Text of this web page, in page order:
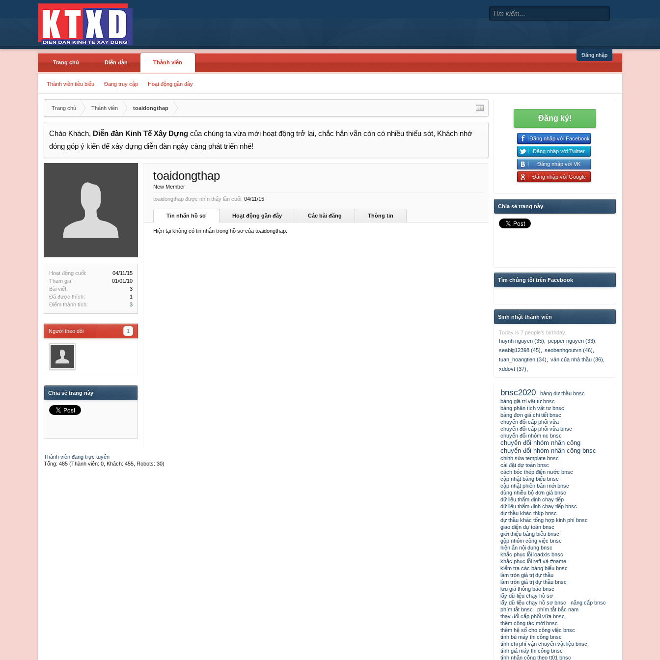
Đăng nhập
Trang chủ
Diễn đàn Thành viên
Thành viên tiêu biểu Đang truy cập Hoạt động gần đây
Trang chủ Thành viên toaidongthap
Chào Khách, Diễn đàn Kinh Tế Xây Dựng của chúng ta vừa mới hoạt động trở lại, chắc hẳn vẫn còn có nhiều thiếu sót, Khách nhớ
đóng góp ý kiến để xây dựng diễn đàn ngày càng phát triển nhé!
Hoạt động cuối:
04/11/15
Tham gia:
01/01/10
Bài viết:
3
Đã được thích:
1
Điểm thành tích:
3
Người theo dõi 1
rachchanh
Chia sẻ trang này
toaidongthap
New Member
toaidongthap được nhìn thấy lần cuối: 04/11/15
Tin nhắn hồ sơ Hoạt động gần đây Các bài đăng Thông tin
Hiện tại không có tin nhắn trong hồ sơ của toaidongthap.
Thành viên đang trực tuyến
Tổng: 485 (Thành viên: 0, Khách: 455, Robots: 30)
Đăng ký!
Đăng nhập với Facebook
Đăng nhập với Twitter
Đăng nhập với VK
Đăng nhập với Google
Chia sẻ trang này
Tìm chúng tôi trên Facebook
Sinh nhật thành viên
Today is 7 people's birthday.
huynh nguyen (35)
pepper nguyen (33)
seabig12398 (45)
seobenhgoutvn (46)
tuan_hoangtien (34)
ván của nhà thầu (36)
xddovt (37)
bnsc2020
bảng dự thầu bnsc
bảng giá trị vật tư bnsc
bảng phân tích vật tư bnsc
bảng đơn giá chi tiết bnsc
chuyển đổi cấp phối vữa
chuyển đổi cấp phối vữa bnsc
chuyển đổi nhóm nc bnsc
chuyển đổi nhóm nhân công
chuyển đổi nhóm nhân công bnsc
chỉnh sửa template bnsc
cài đặt dự toán bnsc
cách bóc thép điện nước bnsc
cập nhật bảng biểu bnsc
cập nhật phiên bản mới bnsc
dùng nhiều bộ đơn giá bnsc
dữ liệu thẩm định chạy tiếp
dữ liệu thẩm định chạy tiếp bnsc
dự thầu khác thkp bnsc
dự thầu khác tổng hợp kinh phí bnsc
giao diện dự toán bnsc
giới thiệu bảng biểu bnsc
gộp nhóm công việc bnsc
hiện ẩn nội dung bnsc
khắc phục lỗi loadxls bnsc
khắc phục lỗi reff và #name
kiểm tra các bảng biểu bnsc
làm tròn giá trị dự thầu
làm tròn giá trị dự thầu bnsc
lưu giá thông báo bnsc
lấy dữ liệu chạy hồ sơ
lấy dữ liệu chạy hồ sơ bnsc
nâng cấp bnsc
phím tắt bnsc
phím tắt bắc nam
thay đổi cấp phối vữa bnsc
thêm công tác mới bnsc
thêm hệ số cho công việc bnsc
tính bù máy thi công bnsc
tính chi phí vận chuyển vật liệu bnsc
tính giá máy thi công bnsc
tính nhân công theo tt01 bnsc